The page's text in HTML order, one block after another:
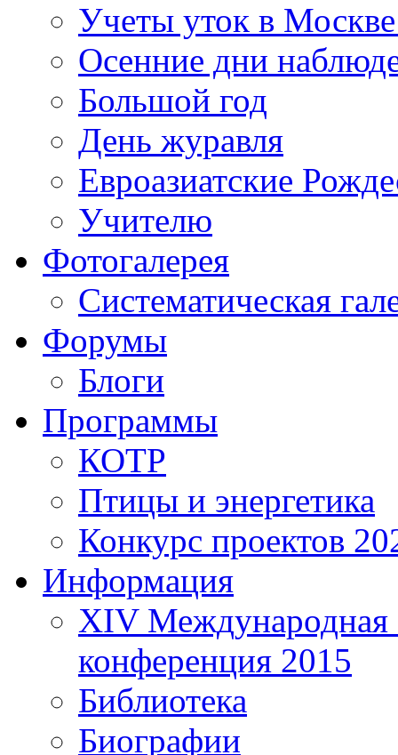
Учеты уток в
Осенние дни
Большой год
День журавля
Евроазиатские
Учителю
Фотогалерея
Систематическая
Форумы
Блоги
Программы
КОТР
Птицы и энергетика
Конкурс проектов
Информация
XIV Международная
конференция 2015
Библиотека
Биографии